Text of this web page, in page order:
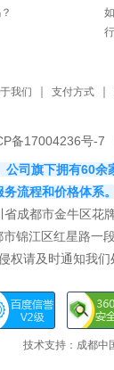
我们 支付方式
备17004236号-7
旗下拥有60
流程和价格体系
省成都市金牛区花
锦江区红星路一
请及时通知我
技术支持： 成都中